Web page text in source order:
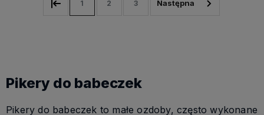
1 2 3
Pikery do babeczek
Pikery do babeczek to małe ozdoby, często wykonane